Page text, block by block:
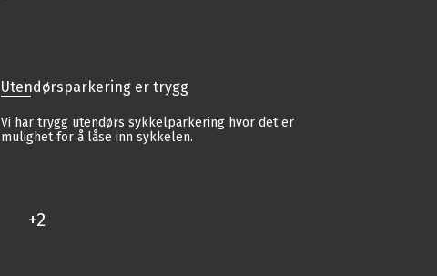
Utendørsparkering er trygg
Vi har trygg utendørs sykkelparkering hvor det er
mulighet for å låse inn sykkelen.
2